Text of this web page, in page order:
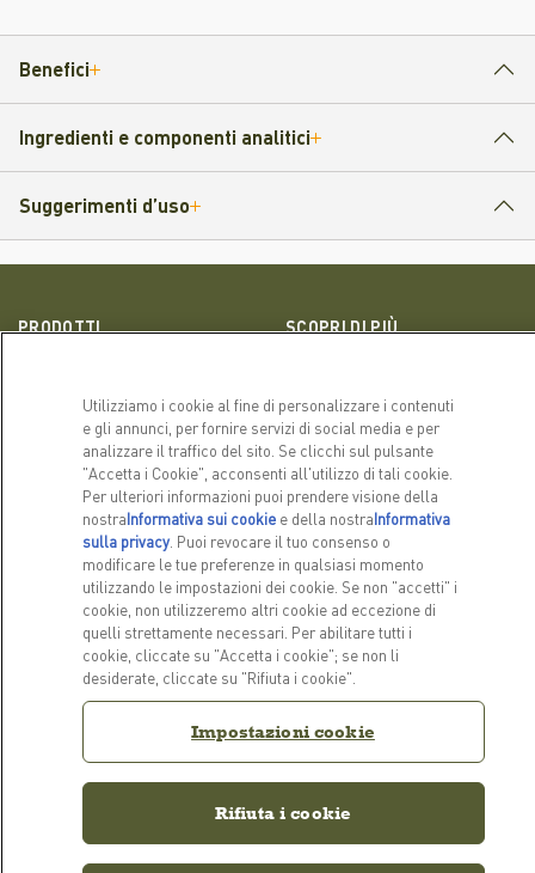
Benefici
Ingredienti e componenti analitici
Suggerimenti d’uso
PRODOTTI
SCOPRI DI PIÙ
LINK CORRELATI
Informativa sulla privacy
RESTIAMO IN CONTATTO
Contattaci
ACANA Italia Facebook
ACANA Italia Instagram
Utilizziamo i cookie al fine di personalizzare i contenuti
e gli annunci, per fornire servizi di social media e per
analizzare il traffico del sito. Se clicchi sul pulsante
"Accetta i Cookie", acconsenti all'utilizzo di tali cookie.
Per ulteriori informazioni puoi prendere visione della
nostraInformativa sui cookie(opens in a new tab)
e della nostraInformativa
sulla privacy(opens in a new tab)
. Puoi revocare il tuo consenso o
modificare le tue preferenze in qualsiasi momento
utilizzando le impostazioni dei cookie. Se non "accetti" i
cookie, non utilizzeremo altri cookie ad eccezione di
quelli strettamente necessari. Per abilitare tutti i
cookie, cliccate su "Accetta i cookie"; se non li
desiderate, cliccate su "Rifiuta i cookie".
Impostazioni cookie
Rifiuta i cookie